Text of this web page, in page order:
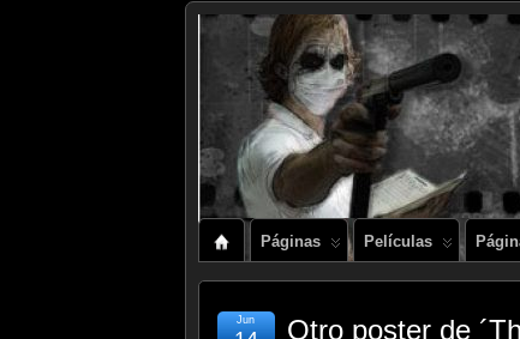
Páginas Películas
Otro poster de
Jun